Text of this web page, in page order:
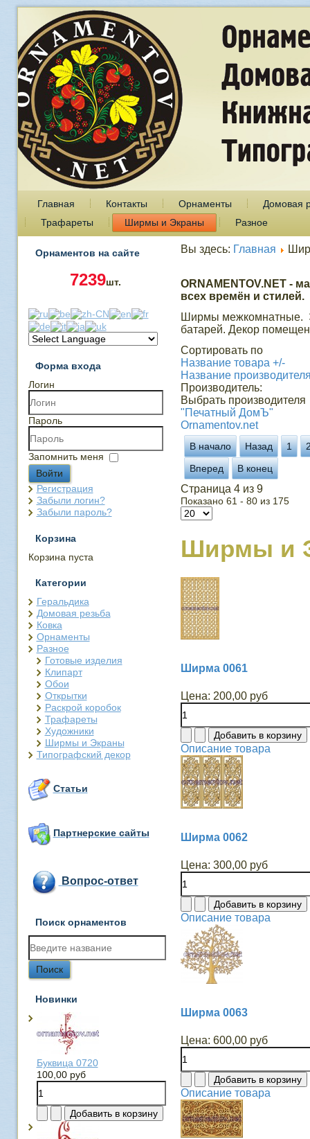
Главная Контакты Орнаменты
Домовая
Трафареты
Ширмы и Экраны Разное
Орнаментов на сайте
7239шт.
Форма входа
Логин
Пароль
Запомнить меня
Войти
Регистрация
Забыли логин?
Забыли пароль?
Корзина
Корзина пуста
Категории
Геральдика
Домовая резьба
Ковка
Орнаменты
Разное
Готовые изделия
Клипарт
Обои
Открытки
Раскрой коробок
Трафареты
Художники
Ширмы и Экраны
Типографский декор
Статьи
Партнерские сайты
Вопрос-ответ
Поиск орнаментов
Новинки
Буквица 0720
100,00 руб
Вы здесь: Главная
ORNAMENTOV.NET -
всех времён и стилей.
Ширмы межкомнатные.
батарей. Декор
Сортировать по
Название товара +/-
Название
Производитель:
Выбрать производителя
"Печатный ДомЪ"
Ornamentov.net
В начало Назад 1
Вперед
В конец
Страница 4 из 9
Показано 61 - 80 из 175
Ширмы и
Ширма 0061
Цена: 200,00 руб
Описание товара
Ширма 0062
Цена: 300,00 руб
Описание товара
Ширма 0063
Цена: 600,00 руб
Описание товара